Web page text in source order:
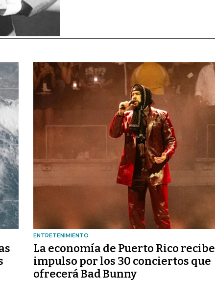
ENTRETENIMIENTO
La economía de Puerto Rico
impulso por los 30 conciertos que
ofrecerá Bad Bunny